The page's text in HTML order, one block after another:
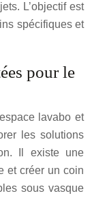
L’objectif est
spécifiques et
pour le
lavabo et
les solutions
Il existe une
et créer un coin
sous vasque